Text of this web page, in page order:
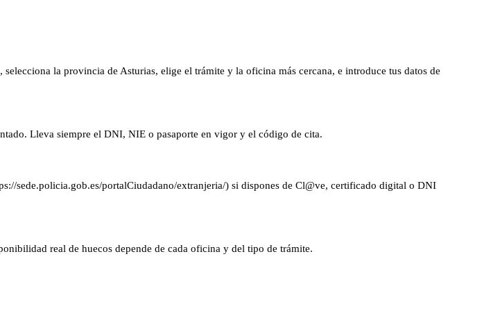
la provincia de Asturias, elige el trámite y la oficina más cercana, e introduce tus datos de
Lleva siempre el DNI, NIE o pasaporte en vigor y el código de cita.
sede.policia.gob.es/portalCiudadano/extranjeria/) si dispones de Cl@ve, certificado digital o DNI
real de huecos depende de cada oficina y del tipo de trámite.